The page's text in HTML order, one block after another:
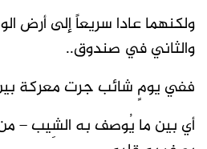
ولكنهما عادا سريعاً إلى أرض
والثاني في صندوق..
ففي يومٍ شائب جرت معركة
أي بين ما يُوصف به الشِيب – من